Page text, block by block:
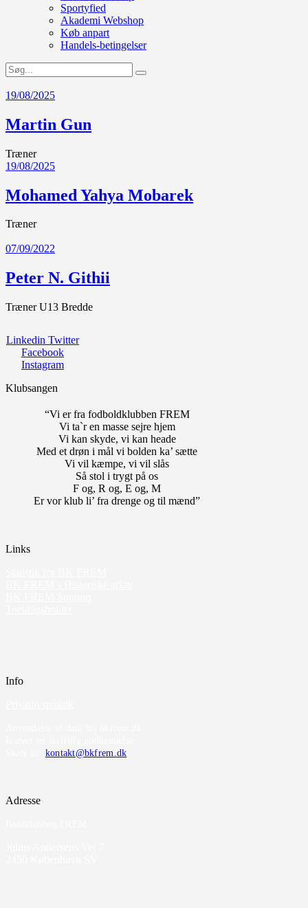
Sportyfied
Akademi Webshop
Køb anpart
Handels-betingelser
19/08/2025
Martin Gun
Træner
19/08/2025
Mohamed Yahya Mobarek
Træner
07/09/2022
Peter N. Githii
Træner U13 Bredde
Linkedin Twitter
Facebook
Instagram
Klubsangen
“Vi er fra fodboldklubben FREM
Vi ta`r en masse sejre hjem
Vi kan skyde, vi kan heade
Med et drøn i mål vi bolden ka’ sætte
Vi vil kæmpe, vi vil slås
Så stol i trygt på os
F og, R og, E og, M
Er vor klub li’ fra drenge og til mænd”
Links
Info
kontakt@bkfrem.dk
Adresse